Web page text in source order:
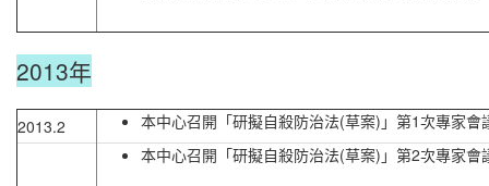
2013年
2013.2 本中心召開「研擬自殺防治法(草案)」第1次專家會
本中心召開「研擬自殺防治法(草案)」第2次專家會